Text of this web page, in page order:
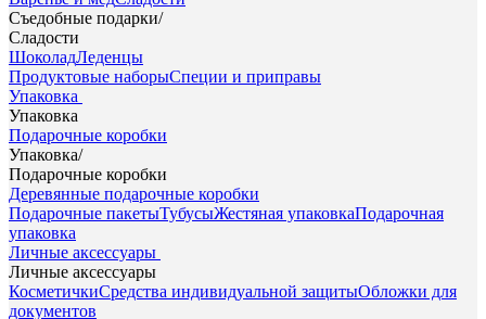
Съедобные подарки/
Сладости
ШоколадЛеденцы
Продуктовые наборыСпеции и приправы
Упаковка
Упаковка
Подарочные коробки
Упаковка/
Подарочные коробки
Деревянные подарочные коробки
Подарочные пакетыТубусыЖестяная упаковкаПодарочная
упаковка
Личные аксессуары
Личные аксессуары
КосметичкиСредства индивидуальной защитыОбложки для
документов